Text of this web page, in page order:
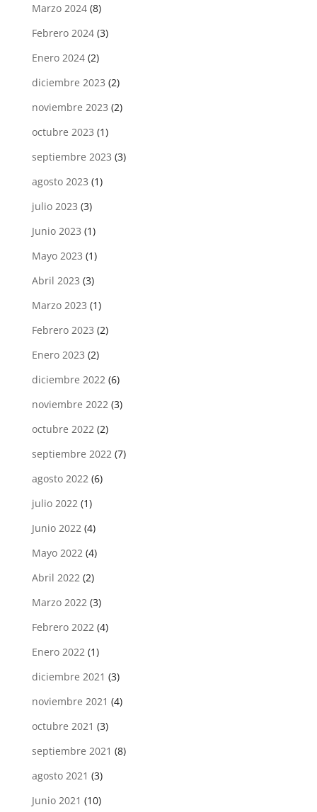
Marzo 2024(8)
Febrero 2024(3)
Enero 2024(2)
diciembre 2023 (2)
noviembre 2023 (2)
octubre 2023 (1)
septiembre 2023 (3)
agosto 2023 (1)
julio 2023 (3)
Junio 2023 (1)
Mayo 2023 (1)
Abril 2023 (3)
Marzo 2023 (1)
Febrero 2023 (2)
Enero 2023 (2)
diciembre 2022(6)
noviembre 2022(3)
octubre 2022(2)
septiembre 2022(7)
agosto 2022(6)
julio 2022(1)
Junio 2022(4)
Mayo 2022(4)
Abril 2022(2)
Marzo 2022(3)
Febrero 2022(4)
Enero 2022(1)
diciembre 2021 (3)
noviembre 2021 (4)
octubre 2021 (3)
septiembre 2021 (8)
agosto 2021 (3)
Junio 2021 (10)